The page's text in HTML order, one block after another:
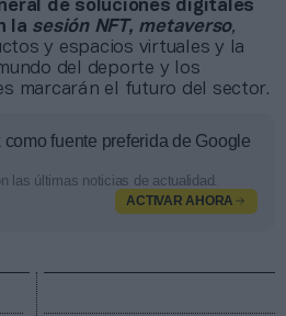
de soluciones digitales
la sesión NFT, metaverso,
y espacios virtuales y la
del deporte y los
marcarán el futuro del sector.
como fuente preferida de Google
las últimas noticias de actualidad.
ACTIVAR AHORA